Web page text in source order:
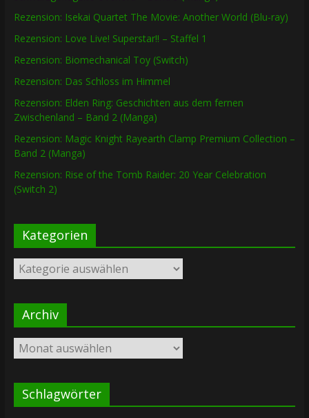
Rezension: Isekai Quartet The Movie: Another World (Blu-ray)
Rezension: Love Live! Superstar!! – Staffel 1
Rezension: Biomechanical Toy (Switch)
Rezension: Das Schloss im Himmel
Rezension: Elden Ring: Geschichten aus dem fernen
Zwischenland – Band 2 (Manga)
Rezension: Magic Knight Rayearth Clamp Premium Collection –
Band 2 (Manga)
Rezension: Rise of the Tomb Raider: 20 Year Celebration
(Switch 2)
Kategorien
Kategorien
Archiv
Archiv
Schlagwörter